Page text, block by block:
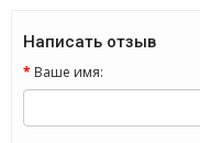
Написать отзыв
Ваше имя: